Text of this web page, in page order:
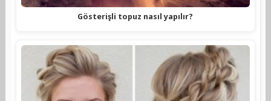
Gösterişli topuz nasıl yapılır?